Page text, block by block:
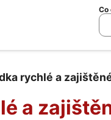
Co
rychlé a
a